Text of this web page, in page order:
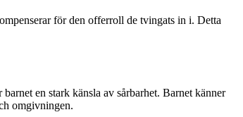
för den offerroll de tvingats in i. Detta
en stark känsla av sårbarhet. Barnet känner
omgivningen.